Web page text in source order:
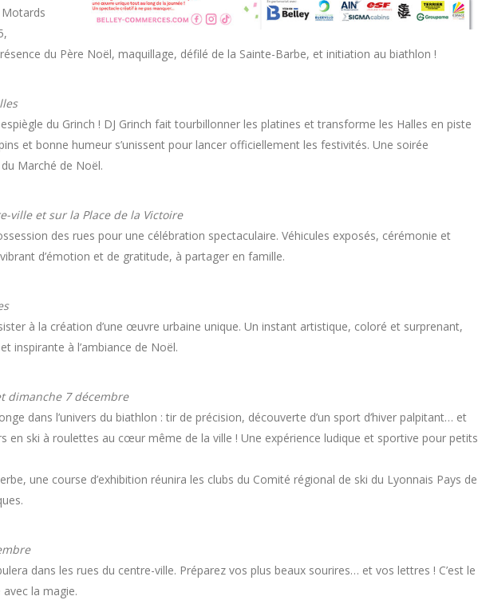
du Père Noël, maquillage, défilé de la Sainte-Barbe, et initiation au biathlon !
du Grinch ! DJ Grinch fait tourbillonner les platines et transforme les Halles en piste
et bonne humeur s’unissent pour lancer officiellement les festivités. Une soirée
Marché de Noël.
ville et sur la Place de la Victoire
des rues pour une célébration spectaculaire. Véhicules exposés, cérémonie et
d’émotion et de gratitude, à partager en famille.
à la création d’une œuvre urbaine unique. Un instant artistique, coloré et surprenant,
inspirante à l’ambiance de Noël.
dimanche 7 décembre
dans l’univers du biathlon : tir de précision, découverte d’un sport d’hiver palpitant… et
en ski à roulettes au cœur même de la ville ! Une expérience ludique et sportive pour petits
une course d’exhibition réunira les clubs du Comité régional de ski du Lyonnais Pays de
dans les rues du centre-ville. Préparez vos plus beaux sourires… et vos lettres ! C’est le
la magie.